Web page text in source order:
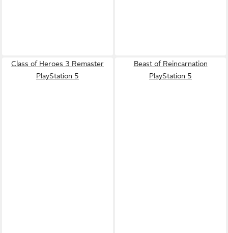
Class of Heroes 3 Remaster
PlayStation 5
Beast of Reincarnation
PlayStation 5